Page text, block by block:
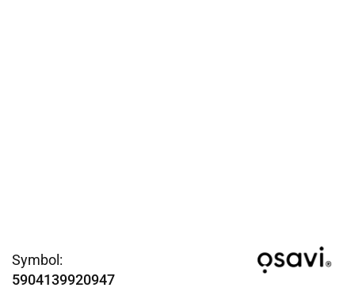
Symbol:
5904139920947